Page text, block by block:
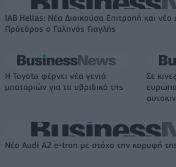
IAB Hellas: Νέα Διοικούσα Επιτροπή και νέο
Πρόεδρος ο Γαληνός Γιαγλής
Η Toyota φέρνει νέα γενιά
μπαταριών για τα υβριδικά της
Σε
Νέο Audi A2 e-tron με στόχο την κορυφή